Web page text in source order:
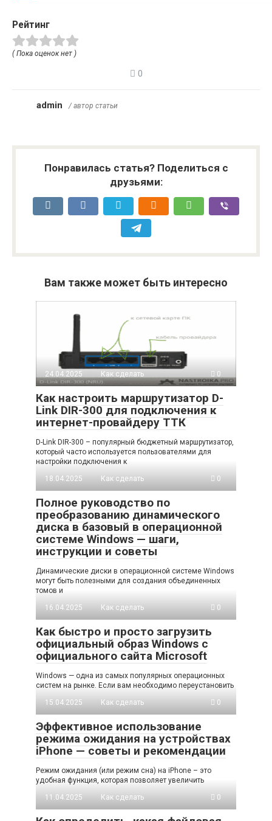
Рейтинг
( Пока оценок нет )
0
admin / автор статьи
Понравилась статья? Поделиться с
друзьями:
Вам также может быть интересно
24.04.2025 Как сделать 0
Как настроить маршрутизатор D-
Link DIR-300 для подключения к
интернет-провайдеру ТТК
D-Link DIR-300 – популярный бюджетный маршрутизатор,
который часто используется пользователями для
настройки подключения к
18.04.2025
Как сделать 0
Полное руководство по
преобразованию динамического
диска в базовый в операционной
системе Windows — шаги,
инструкции и советы
Динамические диски в операционной системе Windows
могут быть полезными для создания объединенных
томов и
16.04.2025
Как сделать 0
Как быстро и просто загрузить
официальный образ Windows с
официального сайта Microsoft
Windows — одна из самых популярных операционных
систем на рынке. Если вам необходимо переустановить
15.04.2025
Как сделать 0
Эффективное использование
режима ожидания на устройствах
iPhone — советы и рекомендации
Режим ожидания (или режим сна) на iPhone – это
удобная функция, которая позволяет увеличить
11.04.2025
Как сделать 0